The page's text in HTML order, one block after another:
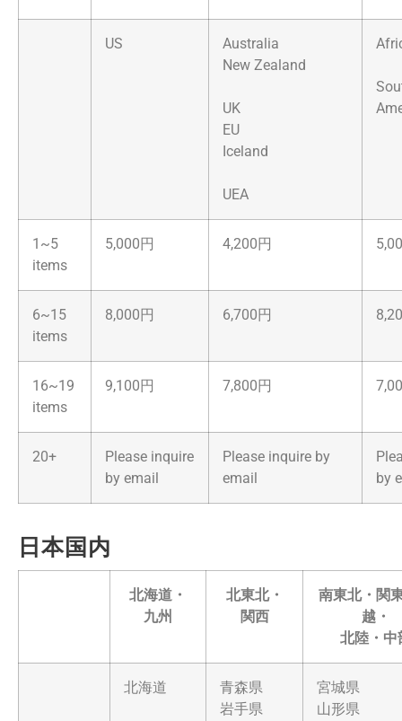
US
Australia
New Zealand
UK
EU
Iceland
UEA
1~5
items
5,000円 4,200円
6~15
items
8,000円 6,700円
16~19
items
9,100円 7,800円
20+
Please inquire
by email
Please inquire by
email
by
日本国内
北海道・
九州
北東北・
関西
南東北・関
越・
北陸・中
北海道
青森県
岩手県
宮城県
山形県